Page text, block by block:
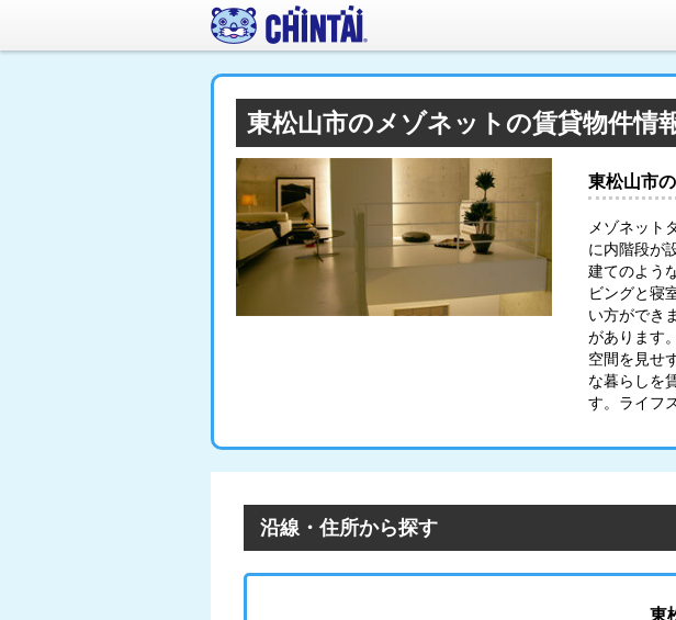
東松山市のメゾネットの賃貸物件情
東松山市
メゾネット
に内階段が
建てのよう
ビングと寝
い方ができ
があります
空間を見せ
な暮らしを
す。ライフ
沿線・住所から探す
東